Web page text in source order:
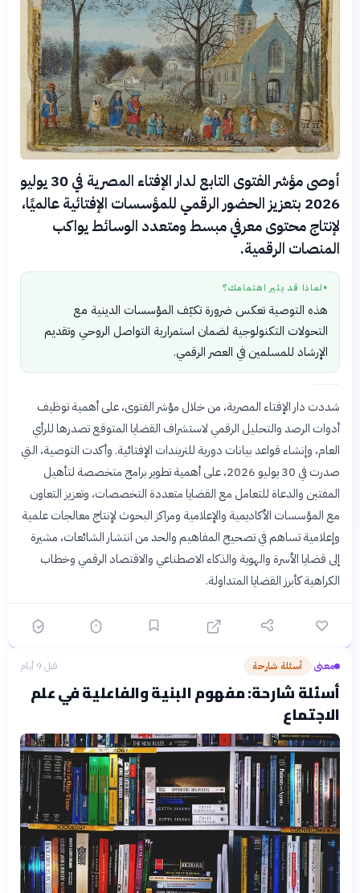
أوصى مؤشر الفتوى التابع لدار الإفتاء المصرية في 30 يوليو
2026 بتعزيز الحضور الرقمي للمؤسسات الإفتائية عالميًا،
لإنتاج محتوى معرفي مبسط ومتعدد الوسائط يواكب
المنصات الرقمية.
● لماذا قد يثير اهتمامك؟
هذه التوصية تعكس ضرورة تكيّف المؤسسات الدينية مع
التحولات التكنولوجية لضمان استمرارية التواصل الروحي وتقديم
الإرشاد للمسلمين في العصر الرقمي.
شددت دار الإفتاء المصرية، من خلال مؤشر الفتوى، على أهمية توظيف
أدوات الرصد والتحليل الرقمي لاستشراف القضايا المتوقع تصدرها للرأي
العام، وإنشاء قواعد بيانات دورية للتريندات الإفتائية. وأكدت التوصية، التي
صدرت في 30 يوليو 2026، على أهمية تطوير برامج متخصصة لتأهيل
المفتين والدعاة للتعامل مع القضايا متعددة التخصصات، وتعزيز التعاون
مع المؤسسات الأكاديمية والإعلامية ومراكز البحوث لإنتاج معالجات علمية
وإعلامية تساهم في تصحيح المفاهيم والحد من انتشار الشائعات، مشيرة
إلى قضايا الأسرة والهوية والذكاء الاصطناعي والاقتصاد الرقمي وخطاب
الكراهية كأبرز القضايا المتداولة.
معنى› أسئلة شارحة قبل 9 أيام
أسئلة شارحة: مفهوم البنية والفاعلية في علم
الاجتماع